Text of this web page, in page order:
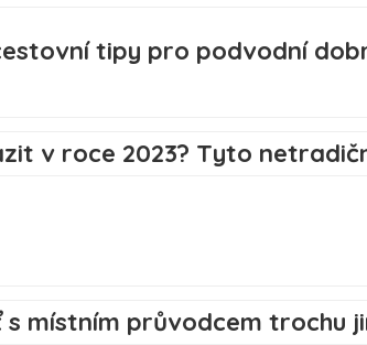
tipy pro podvodní